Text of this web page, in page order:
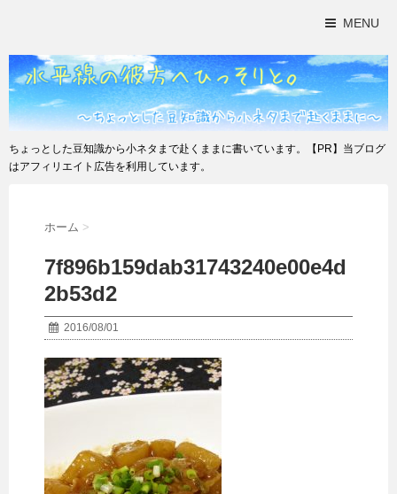
MENU
ちょっとした豆知識から小ネタまで赴くままに書いています。【PR】当ブログ
はアフィリエイト広告を利用しています。
ホーム >
7f896b159dab31743240e00e4d
2b53d2
2016/08/01